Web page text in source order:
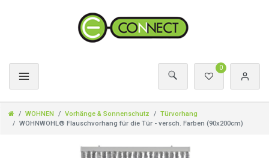
0
WOHNEN Vorhänge & Sonnenschutz
Türvorhang
WOHNWOHL® Flauschvorhang für die Tür - versch. Farben (90x200cm)